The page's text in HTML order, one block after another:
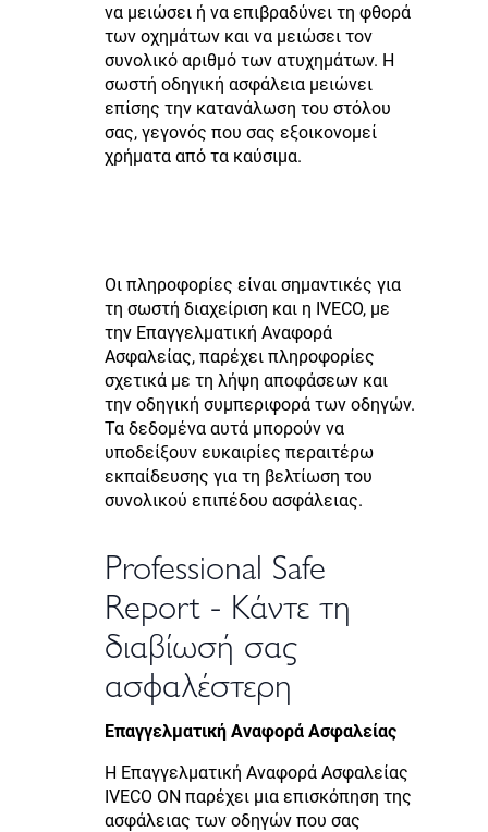
να μειώσει ή να επιβραδύνει τη φθορά
των οχημάτων και να μειώσει τον
συνολικό αριθμό των ατυχημάτων. Η
σωστή οδηγική ασφάλεια μειώνει
επίσης την κατανάλωση του στόλου
σας, γεγονός που σας εξοικονομεί
χρήματα από τα καύσιμα.
Οι πληροφορίες είναι σημαντικές για
τη σωστή διαχείριση και η IVECO, με
την Επαγγελματική Αναφορά
Ασφαλείας, παρέχει πληροφορίες
σχετικά με τη λήψη αποφάσεων και
την οδηγική συμπεριφορά των οδηγών.
Τα δεδομένα αυτά μπορούν να
υποδείξουν ευκαιρίες περαιτέρω
εκπαίδευσης για τη βελτίωση του
συνολικού επιπέδου ασφάλειας.
Professional Safe
Report - Κάντε τη
διαβίωσή σας
ασφαλέστερη
Επαγγελματική Αναφορά Ασφαλείας
Η Επαγγελματική Αναφορά Ασφαλείας
IVECO ON παρέχει μια επισκόπηση της
ασφάλειας των οδηγών που σας